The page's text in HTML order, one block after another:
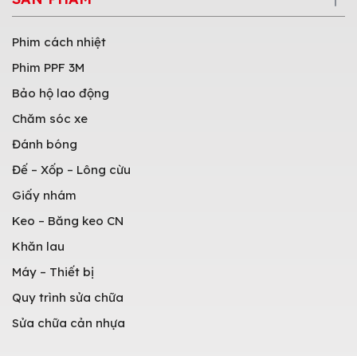
Phim cách nhiệt
Phim PPF 3M
Bảo hộ lao động
Chăm sóc xe
Đánh bóng
Đế – Xốp – Lông cừu
Giấy nhám
Keo – Băng keo CN
Khăn lau
Máy – Thiết bị
Quy trình sửa chữa
Sửa chữa cản nhựa